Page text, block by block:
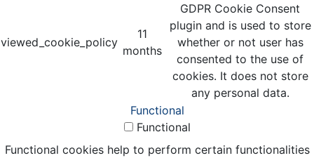
viewed_cookie_policy
11
months
GDPR Cookie Consent
plugin and is used to store
whether or not user has
consented to the use of
cookies. It does not store
any personal data.
Functional
Functional
Functional cookies help to perform certain functionalities